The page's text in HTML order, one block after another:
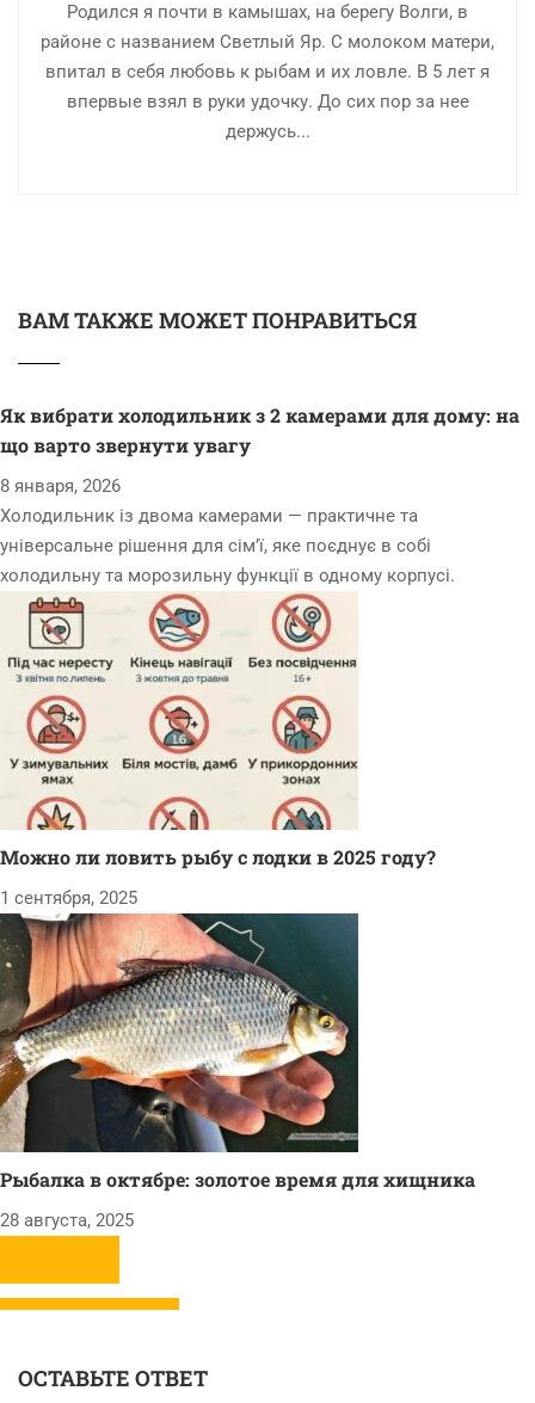
Родился я почти в камышах, на берегу Волги, в
районе с названием Светлый Яр. С молоком матери,
впитал в себя любовь к рыбам и их ловле. В 5 лет я
впервые взял в руки удочку. До сих пор за нее
держусь...
ВАМ ТАКЖЕ МОЖЕТ ПОНРАВИТЬСЯ
Як вибрати холодильник з 2 камерами для дому: на
що варто звернути увагу
8 января, 2026
Холодильник із двома камерами — практичне та
універсальне рішення для сім’ї, яке поєднує в собі
холодильну та морозильну функції в одному корпусі.
Можно ли ловить рыбу с лодки в 2025 году?
1 сентября, 2025
Рыбалка в октябре: золотое время для хищника
28 августа, 2025
ОСТАВЬТЕ ОТВЕТ